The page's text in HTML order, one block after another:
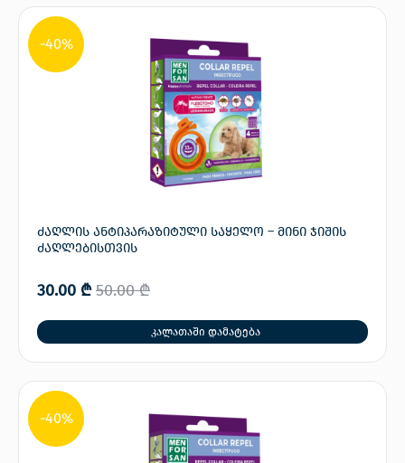
-40%
ძაღლის ანტიპარაზიტული საყელო – მინი ჯიშის
ძაღლებისთვის
50.00₾
30.00 ₾
კალათაში დამატება
-40%